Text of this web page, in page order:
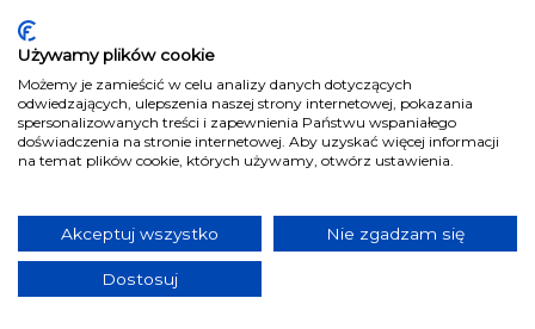
Używamy plików cookie
Możemy je zamieścić w celu analizy danych dotyczących
odwiedzających, ulepszenia naszej strony internetowej, pokazania
spersonalizowanych treści i zapewnienia Państwu wspaniałego
doświadczenia na stronie internetowej. Aby uzyskać więcej informacji
na temat plików cookie, których używamy, otwórz ustawienia.
Akceptuj wszystko Nie zgadzam się
Dostosuj